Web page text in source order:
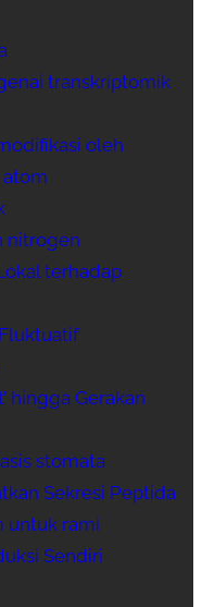
transkriptomik
oleh
nitrogen
terhadap
hingga Gerakan
stomata
Sekresi Peptida
untuk rami
Sendiri